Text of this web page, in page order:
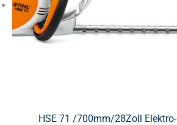
HSE 71 /700mm/28Zoll Elektro-